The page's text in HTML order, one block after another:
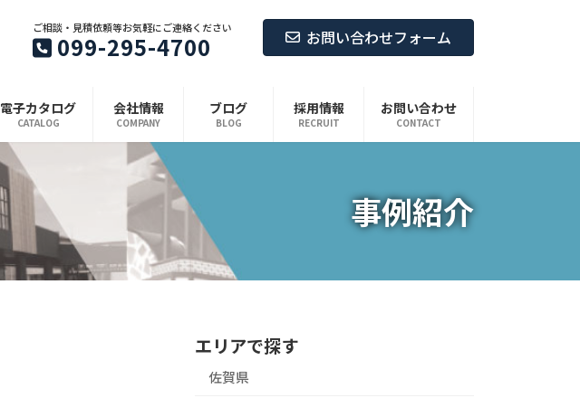
ご相談・見積依頼等お気軽にご連絡ください
099-295-4700 お問い合わせフォーム
電子カタログ
CATALOG
会社情報
COMPANY
ブログ
BLOG
採用情報
RECRUIT
お問い合わせ
CONTACT
事例紹介
エリアで探す
佐賀県